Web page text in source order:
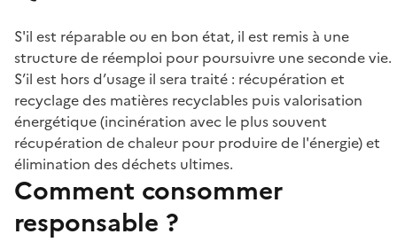
S'il est réparable ou en bon état, il est remis à une
structure de réemploi pour poursuivre une seconde vie.
S’il est hors d’usage il sera traité : récupération et
recyclage des matières recyclables puis valorisation
énergétique (incinération avec le plus souvent
récupération de chaleur pour produire de l'énergie) et
élimination des déchets ultimes.
Comment consommer
responsable ?